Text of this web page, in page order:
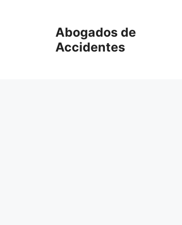
Abogados de
Accidentes